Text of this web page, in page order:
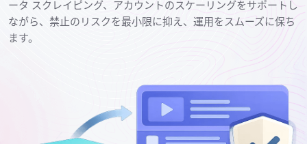
ータ スクレイピング、アカウントのスケーリングをサポートし
ながら、禁止のリスクを最小限に抑え、運用をスムーズに保ち
ます。